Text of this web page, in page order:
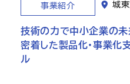
事業紹介 城
技術の力で中小企業の
密着した製品化・事業化
ル